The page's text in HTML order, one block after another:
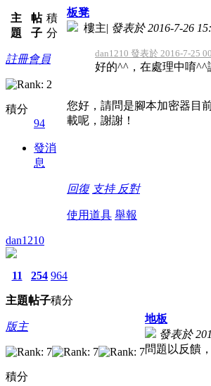
主
題
帖
子
積
分
註冊會員
積分
94
發消
息
板凳
樓主| 發表於 2016-7-26
dan1210 發表於 2016-7-25
好的^^，在處理中唷^^
您好，請問是腳本加密器目
載呢，謝謝！
回復 支持 反對
使用道具 舉報
dan1210
11
主題
254
帖子
964
積分
版主
積分
地板
發表於
問題以反饋